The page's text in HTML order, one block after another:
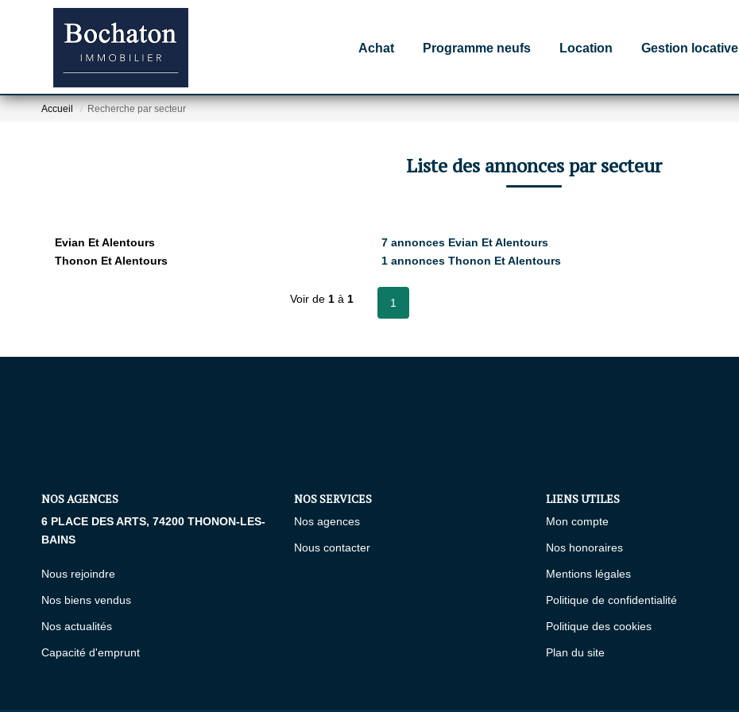
Achat Programme neufs Location Gestion locative
Accueil Recherche par secteur
Liste des annonces par secteur
Evian Et Alentours
7 annonces Evian Et Alentours
Thonon Et Alentours
1 annonces Thonon Et Alentours
Voir de 1 à 1 1
NOS AGENCES
6 PLACE DES ARTS, 74200 THONON-LES-
BAINS
Nous rejoindre
Nos biens vendus
Nos actualités
Capacité d'emprunt
NOS SERVICES
Nos agences
Nous contacter
LIENS UTILES
Mon compte
Nos honoraires
Mentions légales
Politique de confidentialité
Politique des cookies
Plan du site